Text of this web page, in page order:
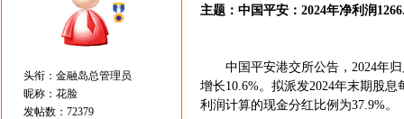
头衔：金融岛总管理员
昵称：花脸
发帖数：72379
主题：中国平安：2024年净利润
中国平安港交所公告，2024年归
增长10.6%。拟派发2024年末期股
利润计算的现金分红比例为37.9%。